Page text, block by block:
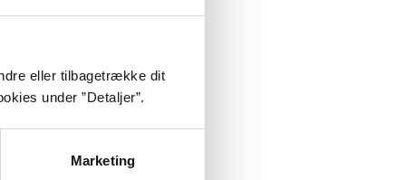
eller tilbagetrække dit
under ”Detaljer”.
Marketing